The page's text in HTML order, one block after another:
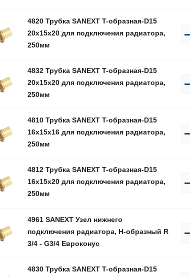
4820 Трубка SANEXT T-образная-D15
20х15х20 для подключения радиатора,
250мм
4832 Трубка SANEXT T-образная-D15
20х15х20 для подключения радиатора,
250мм
4810 Трубка SANEXT T-образная-D15
16х15х16 для подключения радиатора,
250мм
4812 Трубка SANEXT T-образная-D15
16х15х20 для подключения радиатора,
250мм
4961 SANEXT Узел нижнего
подключения радиатора, Н-образный R
3/4 - G3/4 Евроконус
4830 Трубка SANEXT T-образная-D15